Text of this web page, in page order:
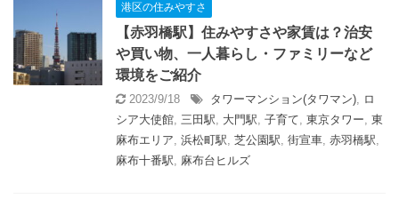
港区の住みやすさ
【赤羽橋駅】住みやすさや家賃は？治安
や買い物、一人暮らし・ファミリーなど
環境をご紹介
2023/9/18 タワーマンション(タワマン), ロ
シア大使館, 三田駅, 大門駅, 子育て, 東京タワー, 東
麻布エリア, 浜松町駅, 芝公園駅, 街宣車, 赤羽橋駅,
麻布十番駅, 麻布台ヒルズ